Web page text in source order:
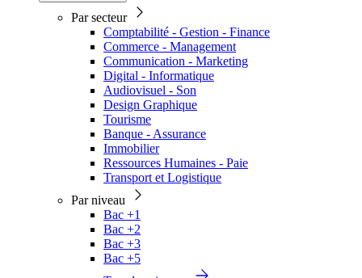
Par secteur
Comptabilité - Gestion - Finance
Commerce - Management
Communication - Marketing
Digital - Informatique
Audiovisuel - Son
Design Graphique
Tourisme
Banque - Assurance
Immobilier
Ressources Humaines - Paie
Transport et Logistique
Par niveau
Bac +1
Bac +2
Bac +3
Bac +5